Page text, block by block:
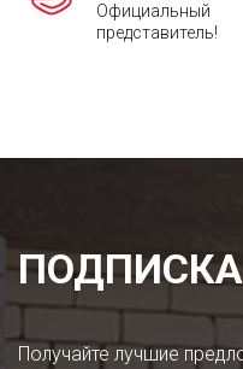
Официальный
представитель!
ПОДПИСКА
Получайте лучшие